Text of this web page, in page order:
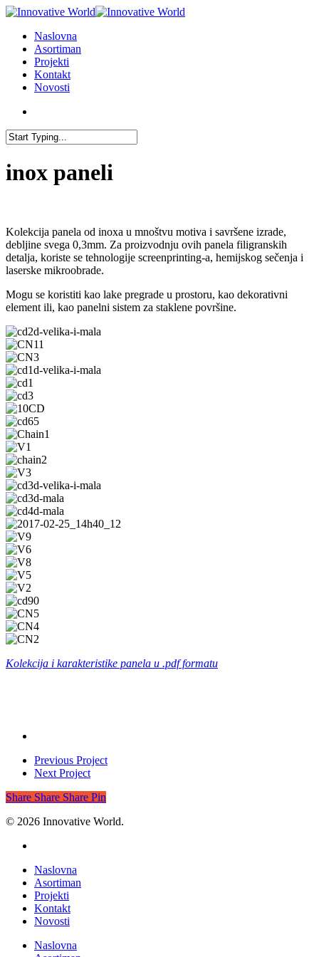
Skip
main
content
search
Menu
Naslovna
Asortiman
Projekti
Kontakt
Novosti
Search
inox paneli
Kolekcija panela od inoxa u mnoštvu motiva i savršene izrade,
debljine svega 0,3mm. Za proizvodnju ovih panela filigranskih
detalja, koriste se tehnologije screenprinting-a, hemijskog sečenja i
laserske mikroobrade.
Mogu se koristiti kao lake pregrade u prostoru, kao dekorativni
element ili, kao panelni sistem za staklene površine.
Kolekcija i karakteristike panela u .pdf formatu
Previous Project
Next Project
Share Share Share Pin
© 2026 Innovative World.
Close
Menu
Naslovna
Asortiman
Projekti
Kontakt
Novosti
Naslovna